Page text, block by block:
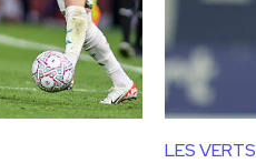
LES VERTS